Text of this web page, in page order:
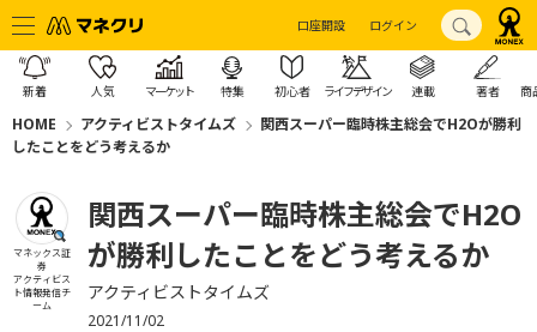
口座開設 ログイン
新着 人気 マーケット 特集 初心者 ライフデザイン 連載 著者 商
HOME アクティビストタイムズ
関西スーパー臨時株主総会でH2Oが勝利
したことをどう考えるか
マネックス証
券
アクティビス
ト情報発信チ
ーム
関西スーパー臨時株主総会でH2O
が勝利したことをどう考えるか
アクティビストタイムズ
2021/11/02